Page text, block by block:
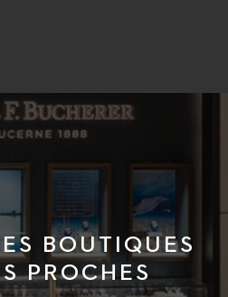
BOUTIQUES
PROCHES